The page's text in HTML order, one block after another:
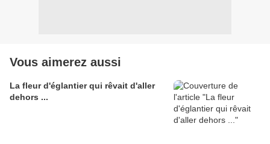
Vous aimerez aussi
La fleur d'églantier qui rêvait d'aller
dehors ...